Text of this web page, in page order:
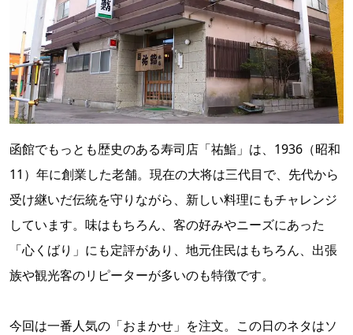
函館でもっとも歴史のある寿司店「祐鮨」は、1936（昭和
11）年に創業した老舗。現在の大将は三代目で、先代から
受け継いだ伝統を守りながら、新しい料理にもチャレンジ
しています。味はもちろん、客の好みやニーズにあった
「心くばり」にも定評があり、地元住民はもちろん、出張
族や観光客のリピーターが多いのも特徴です。
今回は一番人気の「おまかせ」を注文。この日のネタはソ